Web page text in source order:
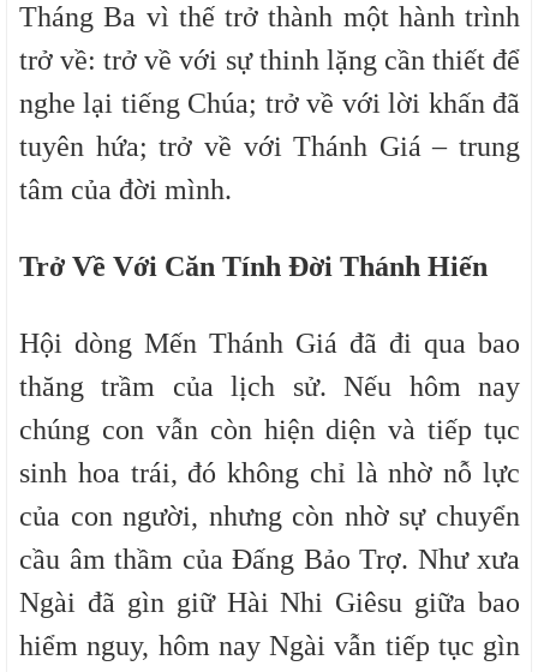
Tháng Ba vì thế trở thành một hành trình
trở về: trở về với sự thinh lặng cần thiết để
nghe lại tiếng Chúa; trở về với lời khấn đã
tuyên hứa; trở về với Thánh Giá – trung
tâm của đời mình.
Trở Về Với Căn Tính Đời Thánh Hiến
Hội dòng Mến Thánh Giá đã đi qua bao
thăng trầm của lịch sử. Nếu hôm nay
chúng con vẫn còn hiện diện và tiếp tục
sinh hoa trái, đó không chỉ là nhờ nỗ lực
của con người, nhưng còn nhờ sự chuyển
cầu âm thầm của Đấng Bảo Trợ. Như xưa
Ngài đã gìn giữ Hài Nhi Giêsu giữa bao
hiểm nguy, hôm nay Ngài vẫn tiếp tục gìn